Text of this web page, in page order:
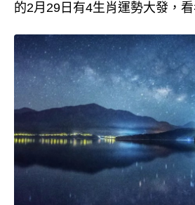
的2月29日有4生肖運勢大發，